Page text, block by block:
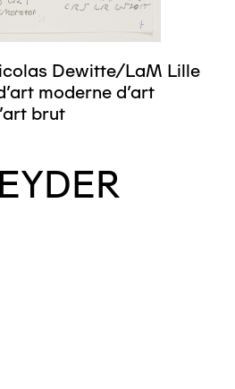
Dewitte/LaM Lille
moderne d’art
brut